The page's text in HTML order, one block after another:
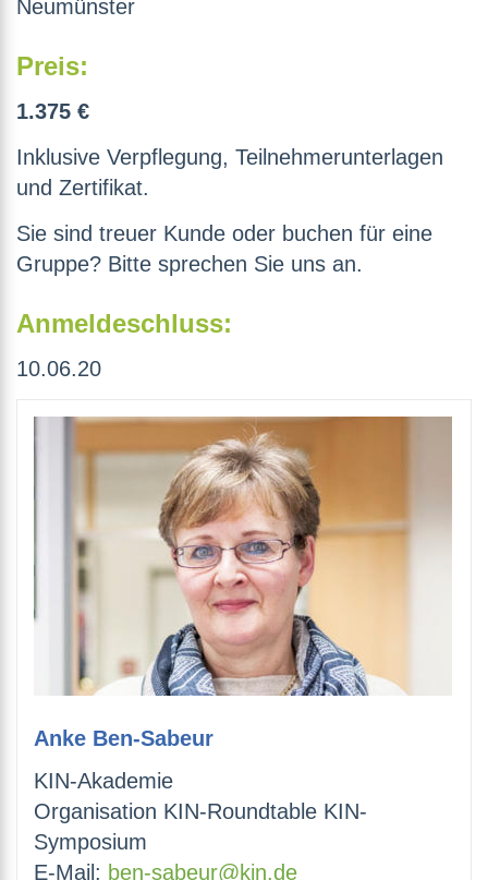
Neumünster
Preis:
1.375 €
Inklusive Verpflegung, Teilnehmerunterlagen
und Zertifikat.
Sie sind treuer Kunde oder buchen für eine
Gruppe? Bitte sprechen Sie uns an.
Anmeldeschluss:
10.06.20
Anke Ben-Sabeur
KIN-Akademie
Organisation KIN-Roundtable KIN-
Symposium
E-Mail: ben-sabeur@kin.de